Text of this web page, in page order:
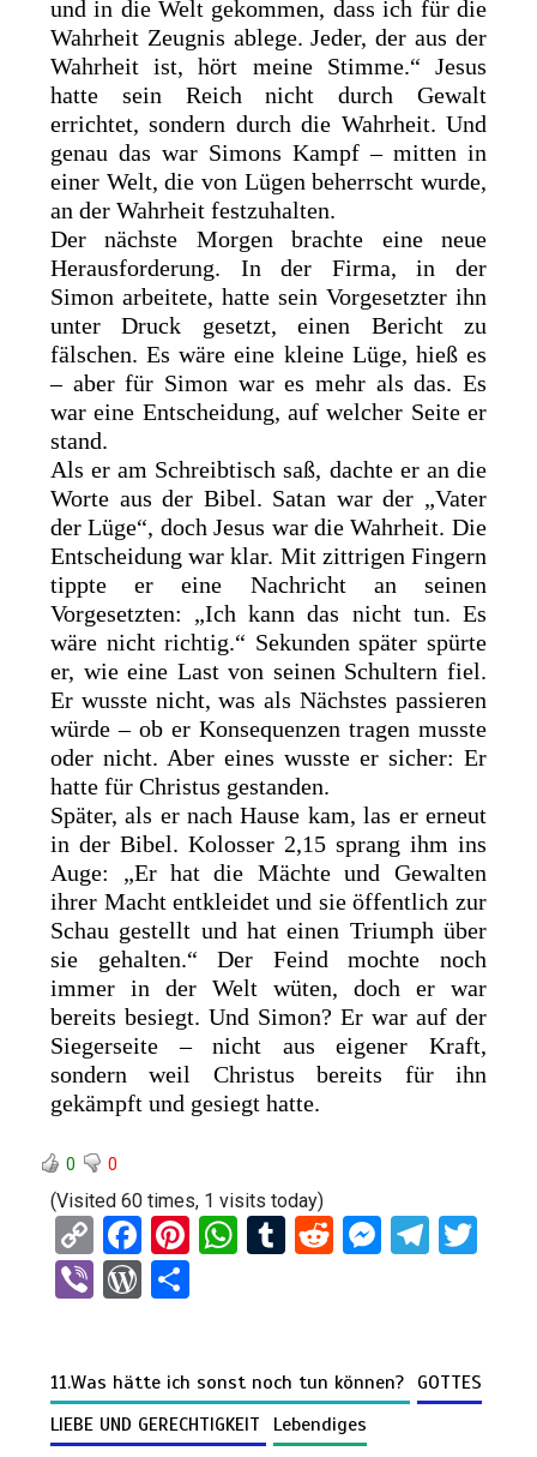
und in die Welt gekommen, dass ich für die
Wahrheit Zeugnis ablege. Jeder, der aus der
Wahrheit ist, hört meine Stimme.“ Jesus
hatte sein Reich nicht durch Gewalt
errichtet, sondern durch die Wahrheit. Und
genau das war Simons Kampf – mitten in
einer Welt, die von Lügen beherrscht wurde,
an der Wahrheit festzuhalten.
Der nächste Morgen brachte eine neue
Herausforderung. In der Firma, in der
Simon arbeitete, hatte sein Vorgesetzter ihn
unter Druck gesetzt, einen Bericht zu
fälschen. Es wäre eine kleine Lüge, hieß es
– aber für Simon war es mehr als das. Es
war eine Entscheidung, auf welcher Seite er
stand.
Als er am Schreibtisch saß, dachte er an die
Worte aus der Bibel. Satan war der „Vater
der Lüge“, doch Jesus war die Wahrheit. Die
Entscheidung war klar. Mit zittrigen Fingern
tippte er eine Nachricht an seinen
Vorgesetzten: „Ich kann das nicht tun. Es
wäre nicht richtig.“ Sekunden später spürte
er, wie eine Last von seinen Schultern fiel.
Er wusste nicht, was als Nächstes passieren
würde – ob er Konsequenzen tragen musste
oder nicht. Aber eines wusste er sicher: Er
hatte für Christus gestanden.
Später, als er nach Hause kam, las er erneut
in der Bibel. Kolosser 2,15 sprang ihm ins
Auge: „Er hat die Mächte und Gewalten
ihrer Macht entkleidet und sie öffentlich zur
Schau gestellt und hat einen Triumph über
sie gehalten.“ Der Feind mochte noch
immer in der Welt wüten, doch er war
bereits besiegt. Und Simon? Er war auf der
Siegerseite – nicht aus eigener Kraft,
sondern weil Christus bereits für ihn
gekämpft und gesiegt hatte.
0 0
(Visited 60 times, 1 visits today)
C
o
py
n
k
F
a
ce
o
o
Pi
t
W
A
p
T
r
R
t
M
g
T
a
Vi
W
Pr
es
n
11.Was hätte ich sonst noch tun können? GOTTES
LIEBE UND GERECHTIGKEIT
Lebendiges